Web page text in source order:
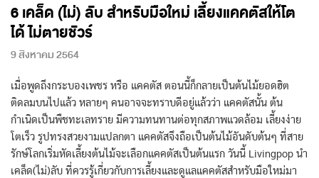
6 เคล็ด (ไม่) ลับ สำหรับมือใหม่ เลี้ยงแคคตัสให้โต
ได้ ไม่ตายชัวร์
9 สิงหาคม 2564
เมื่อพูดถึงกระบองเพชร หรือ แคคตัส ตอนนี้ก็กลายเป็นต้นไม้ยอดฮิต
ติดลมบนไปแล้ว หลายๆ คนอาจจะทราบดีอยู่แล้วว่า แคคตัสนั้น ต้น
กำเนิดเป็นพืชทะเลทราย มีความทนทานต่อทุกสภาพแวดล้อม เลี้ยงง่าย
โตเร็ว รูปทรงสวยงามแปลกตา แคคตัสจึงถือเป็นต้นไม้อันดับต้นๆ ที่สาย
รักษ์โลกเริ่มหัดเลี้ยงต้นไม้จะเลือกแคคตัสเป็นต้นแรก วันนี้ Livingpop นำ
เคล็ด(ไม่)ลับ ที่ควรรู้เกี่ยวกับการเลี้ยงและดูแลแคคตัสสำหรับมือใหม่มา